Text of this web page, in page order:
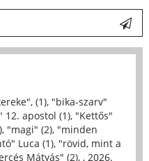
(1), "bika-szarv"
12. apostol (1), "Kettős"
, "magi" (2), "minden
Luca (1), "rövid, mint a
Mátyás" (2), , 2026.